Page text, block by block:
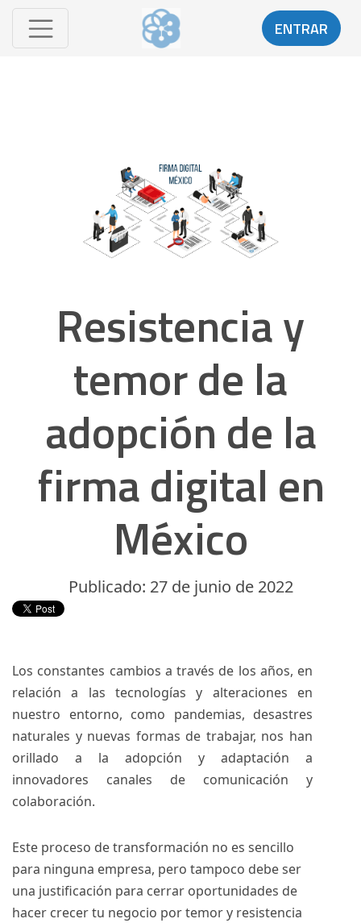
ENTRAR
Resistencia y
temor de la
adopción de la
firma digital en
México
Publicado: 27 de junio de 2022
Los constantes cambios a través de los años, en
relación a las tecnologías y alteraciones en
nuestro entorno, como pandemias, desastres
naturales y nuevas formas de trabajar, nos han
orillado a la adopción y adaptación a
innovadores canales de comunicación y
colaboración.
Este proceso de transformación no es sencillo
para ninguna empresa, pero tampoco debe ser
una justificación para cerrar oportunidades de
hacer crecer tu negocio por temor y resistencia